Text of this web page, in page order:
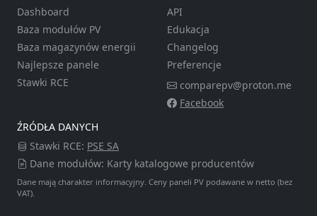
Dashboard
Baza modułów PV
Baza magazynów energii
Najlepsze panele
Stawki RCE
API
Edukacja
Changelog
Preferencje
comparepv@proton.me
Facebook
ŹRÓDŁA DANYCH
Stawki RCE: PSE SA
Dane modułów: Karty katalogowe producentów
Dane mają charakter informacyjny. Ceny paneli PV podawane w netto (bez
VAT).